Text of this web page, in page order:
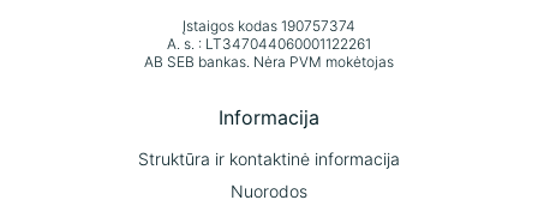
Žako Lipšico muziejaus ekspozicija
Įstaigos kodas 190757374
A. s. : LT347044060001122261
AB SEB bankas. Nėra PVM mokėtojas
Informacija
Struktūra ir kontaktinė informacija
Nuorodos